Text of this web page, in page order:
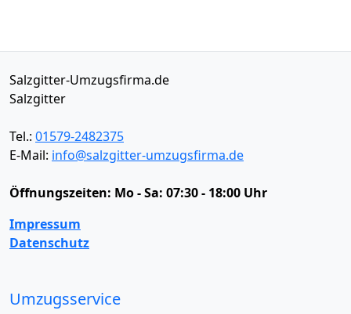
Salzgitter-Umzugsfirma.de
Salzgitter
Tel.: 01579-2482375
E-Mail: info@salzgitter-umzugsfirma.de
Öffnungszeiten: Mo - Sa: 07:30 - 18:00 Uhr
Impressum
Datenschutz
Umzugsservice